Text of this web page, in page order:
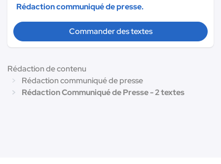
Rédaction communiqué de presse.
Commander des textes
Rédaction de contenu
Rédaction communiqué de presse
Rédaction Communiqué de Presse - 2 textes